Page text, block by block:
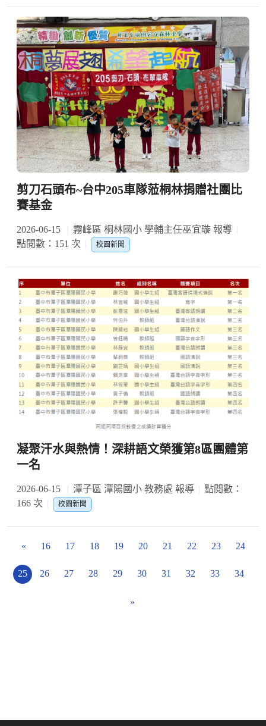
剪刀石頭布~台中205車隊蒞桐林捐贈社團比
賽基金
2026-06-15
霧峰區 桐林國小 學輔主任巫宜璇 報導
點閱數：151 次
校園新聞
凝聚汗水與熱情！深耕語文榮獲第8區團體第
一名
2026-06-15 潭子區 潭陽國小 教務處 報導
點閱數：
166 次
校園新聞
« 16 17 18 19 20 21 22 23 24
25 26 27 28 29 30 31 32 33 34
»